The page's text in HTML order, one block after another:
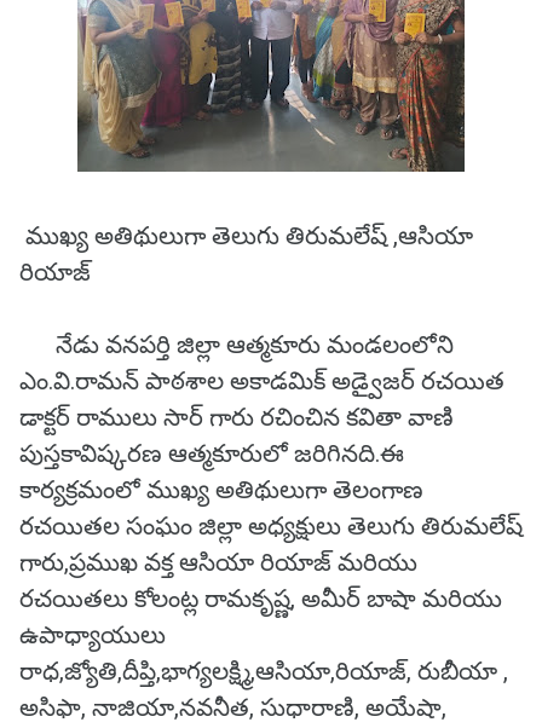
ముఖ్య అతిథులుగా తెలుగు తిరుమలేష్ ,ఆసియా
రియాజ్
నేడు వనపర్తి జిల్లా ఆత్మకూరు మండలంలోని
ఎం.వి.రామన్ పాఠశాల అకాడమిక్ అడ్వైజర్ రచయిత
డాక్టర్ రాములు సార్ గారు రచించిన కవితా వాణి
పుస్తకావిష్కరణ ఆత్మకూరులో జరిగినది.ఈ
కార్యక్రమంలో ముఖ్య అతిథులుగా తెలంగాణ
రచయితల సంఘం జిల్లా అధ్యక్షులు తెలుగు తిరుమలేష్
గారు,ప్రముఖ వక్త ఆసియా రియాజ్ మరియు
రచయితలు కోలంట్ల రామకృష్ణ, అమీర్ బాషా మరియు
ఉపాధ్యాయులు
రాధ,జ్యోతి,దీప్తి,భాగ్యలక్ష్మి,ఆసియా,రియాజ్, రుబీయా ,
అసిఫా, నాజియా,నవనీత, సుధారాణి, అయేషా,